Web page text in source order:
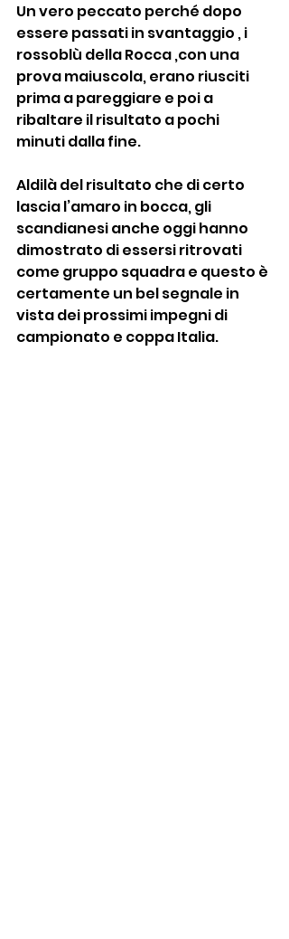
Un vero peccato perché dopo
essere passati in svantaggio , i
rossoblù della Rocca ,con una
prova maiuscola, erano riusciti
prima a pareggiare e poi a
ribaltare il risultato a pochi
minuti dalla fine.
Aldilà del risultato che di certo
lascia l’amaro in bocca, gli
scandianesi anche oggi hanno
dimostrato di essersi ritrovati
come gruppo squadra e questo è
certamente un bel segnale in
vista dei prossimi impegni di
campionato e coppa Italia.